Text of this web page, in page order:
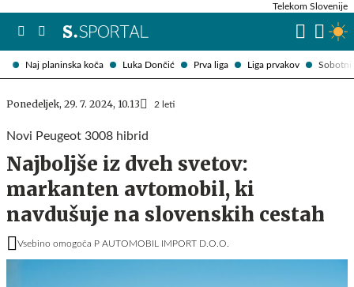
Naj planinska koča Luka Dončić Prva liga Liga prvakov Sobotni
Telekom Slovenije
Ponedeljek, 29. 7. 2024, 10.13 2 leti
Novi Peugeot 3008 hibrid
Najboljše iz dveh svetov:
markanten avtomobil, ki
navdušuje na slovenskih cestah
Vsebino omogoča P AUTOMOBIL IMPORT D.O.O.